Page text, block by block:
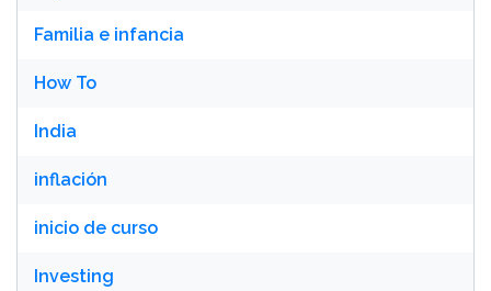
Familia e infancia
How To
India
inflación
inicio de curso
Investing